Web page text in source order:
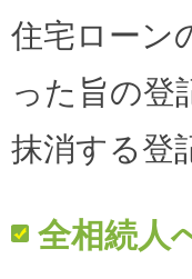
住宅ローン
った旨の登
抹消する登
全相続人